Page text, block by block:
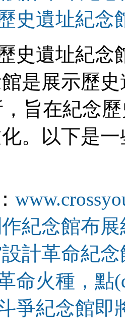
史遺址紀念
史遺址紀念
是展示歷
，旨在紀念歷
。以下
紀念館布展
計革命紀念
命火種
爭紀念館即